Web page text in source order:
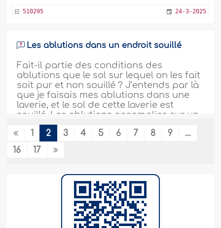
510295 24-3-2025
Les ablutions dans un endroit souillé
Fait-il partie des conditions des
ablutions que le sol sur lequel on les fait
soit pur et non souillé ? J’entends par là
que je faisais mes ablutions dans une
laverie, et le sol de cette laverie est
souillé. Les ablutions accomplies sur un
tel sol sont-elles valides ?..
500446
Le Takhlîl des cheveux lors du Ghusl et
lors du Woudou
As salaamou alaykoum, Je vous soumets
une question qui fait naître certains avis
et j'aimerai avoir le vôtre incha Allah. Cela
1 2 3 4 5 6 7 8 9
...
16
17